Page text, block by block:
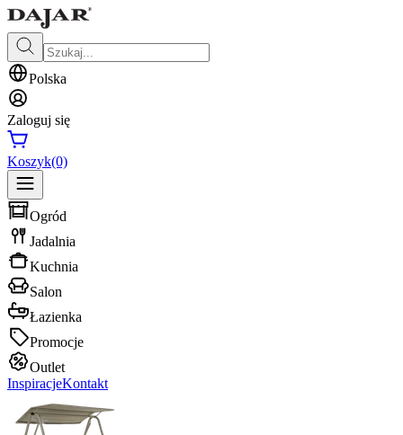
Polska
Zaloguj się
Koszyk(0)
Ogród
Jadalnia
Kuchnia
Salon
Łazienka
Promocje
Outlet
InspiracjeKontakt